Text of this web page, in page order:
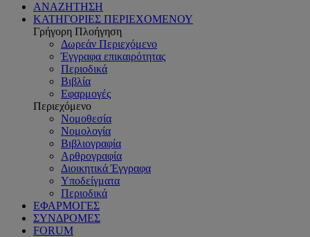
ΑΝΑΖΗΤΗΣΗ
ΚΑΤΗΓΟΡΙΕΣ ΠΕΡΙΕΧΟΜΕΝΟΥ
Γρήγορη Πλοήγηση
Δωρεάν Περιεχόμενο
Έγγραφα επικαιρότητας
Περιοδικά
Βιβλία
Εφαρμογές
Περιεχόμενο
Νομοθεσία
Νομολογία
Βιβλιογραφία
Αρθρογραφία
Διοικητικά Έγγραφα
Υποδείγματα
Περιοδικά
ΕΦΑΡΜΟΓΕΣ
ΣΥΝΔΡΟΜΕΣ
FORUM